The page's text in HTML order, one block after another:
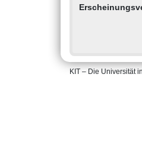
KIT – Die Universität